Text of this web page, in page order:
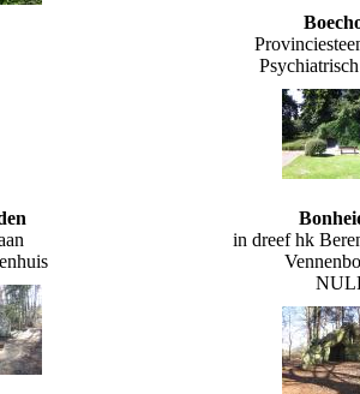
in dreef hk